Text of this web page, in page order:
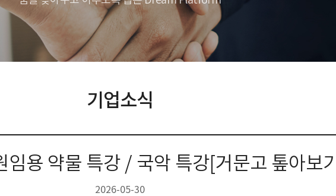
기업소식
임용 약물 특강 / 국악 특강[거문고 톺아보기]
2026-05-30